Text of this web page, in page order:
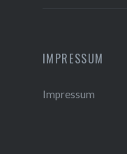
IMPRESSUM
Impressum